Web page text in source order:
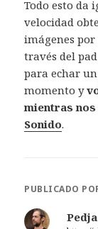
Todo esto da
velocidad
imágenes
través del
para echar
momento y
mientras
Sonido.
PUBLICADO
Pedja